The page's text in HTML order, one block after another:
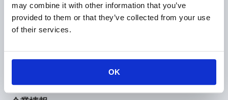
may combine it with other information that you’ve
provided to them or that they’ve collected from your use
of their services.
OK
会員
製品情報
アプリケーションガイド
技術サポート